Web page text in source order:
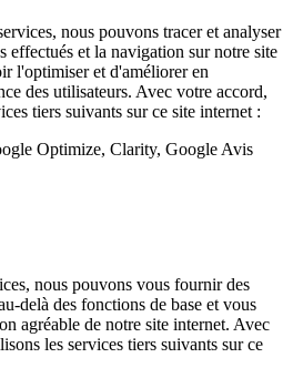
nous pouvons tracer et analyser
effectués et la navigation sur notre site
l'optimiser et d'améliorer en
des utilisateurs. Avec votre accord,
tiers suivants sur ce site internet :
Optimize, Clarity, Google Avis
nous pouvons vous fournir des
delà des fonctions de base et vous
agréable de notre site internet. Avec
les services tiers suivants sur ce